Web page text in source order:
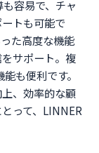
容易で、チャ
トも可能で
た高度な機能
サポート。複
も便利です。
、効率的な顧
って、LINNER